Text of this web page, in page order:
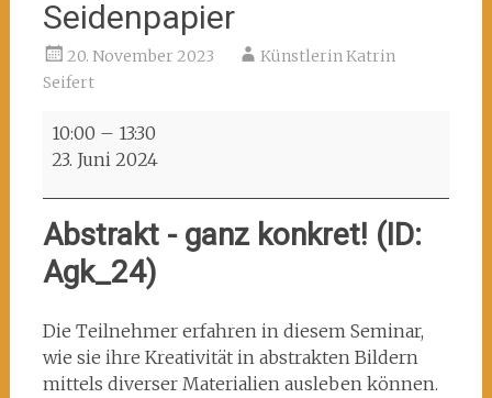
Seidenpapier
20. November 2023
Künstlerin Katrin
Seifert
Pigmente
streicheln
Seidenpapier
10:00 – 13:30
23. Juni 2024
Abstrakt - ganz konkret! (ID:
Agk_24)
Die Teilnehmer erfahren in diesem Seminar,
wie sie ihre Kreativität in abstrakten Bildern
mittels diverser Materialien ausleben können.